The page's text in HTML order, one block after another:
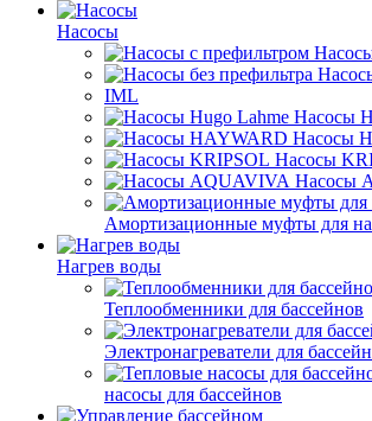
Насосы
IML
Насосы
Насосы
Насосы
Насосы
Амортизационные муфты для
Нагрев воды
Теплообменники для бассейнов
Электронагреватели для
насосы для бассейнов